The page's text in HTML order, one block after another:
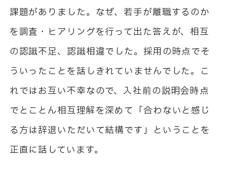
課題がありました。なぜ、若手が離職するのか
を調査・ヒアリングを行って出た答えが、相互
の認識不足、認識相違でした。採用の時点でそ
ういったことを話しきれていませんでした。こ
れではお互い不幸なので、入社前の説明会時点
でとことん相互理解を深めて「合わないと感じ
る方は辞退いただいて結構です」ということを
正直に話しています。